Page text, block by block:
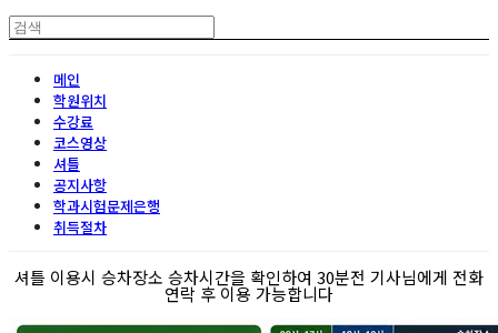
메인
학원위치
수강료
코스영상
셔틀
공지사항
학과시험문제은행
취득절차
셔틀 이용시 승차장소 승차시간을 확인하여 30분전 기사님에게 전화
연락 후 이용 가능합니다